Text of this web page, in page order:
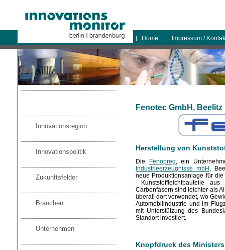
logo
[ Home Impressum /
Innovationsregion
Innovationspolitik
Zukunftsfelder
Branchen
Unternehmen
Fenotec GmbH, Beelitz
Herstellung von
Die Fenopreg, ein
Industrieerzeugnisse mbH ,
neue Produktionsanlage für
Kunststoffleichtbauteile
Carbonfasern sind leichter als
überall dort verwendet, wo
Automobilindustrie und im
mit Unterstützung des
Standort investiert.
Knopfdruck des Ministers